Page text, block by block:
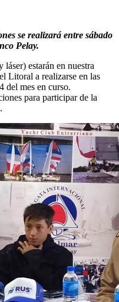
se realizará entre sábado
Pelay.
estarán en nuestra
Litoral a realizarse en las
del mes en curso.
para participar de la